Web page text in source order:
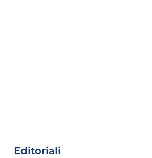
Editoriali